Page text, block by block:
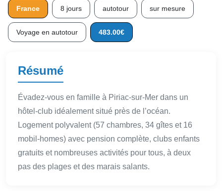
France 8 jours autotour sur mesure
Voyage en autotour 483.00€
Résumé
Évadez-vous en famille à Piriac-sur-Mer dans un
hôtel-club idéalement situé près de l’océan.
Logement polyvalent (57 chambres, 34 gîtes et 16
mobil-homes) avec pension complète, clubs enfants
gratuits et nombreuses activités pour tous, à deux
pas des plages et des marais salants.